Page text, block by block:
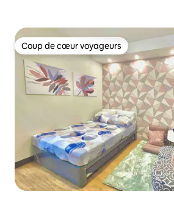
Coup de cœur voyageurs
Coup de cœur voyageurs